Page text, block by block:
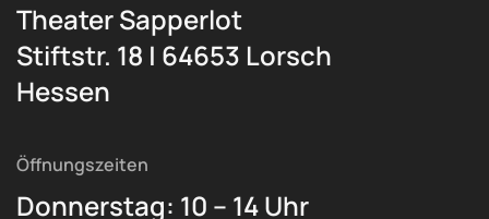
Theater Sapperlot
Stiftstr. 18 | 64653 Lorsch
Hessen
Öffnungszeiten
Donnerstag: 10 – 14 Uhr